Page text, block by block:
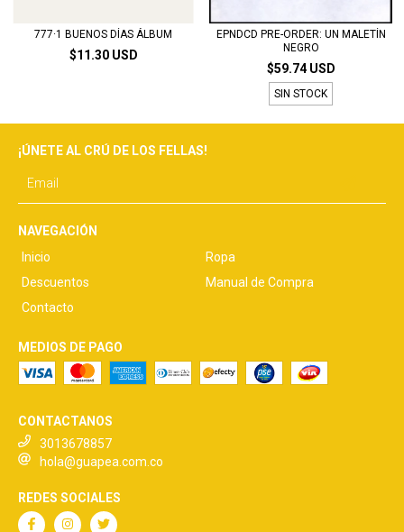
777·1 BUENOS DÍAS ÁLBUM
$11.30 USD
EPNDCD PRE-ORDER: UN MALETÍN
NEGRO
$59.74 USD
SIN STOCK
¡ÚNETE AL CRÚ DE LOS FELLAS!
NAVEGACIÓN
Inicio
Ropa
Descuentos
Manual de Compra
Contacto
MEDIOS DE PAGO
CONTACTANOS
3013678857
hola@guapea.com.co
REDES SOCIALES